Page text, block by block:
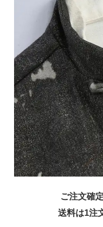
ご注文確
送料は1注